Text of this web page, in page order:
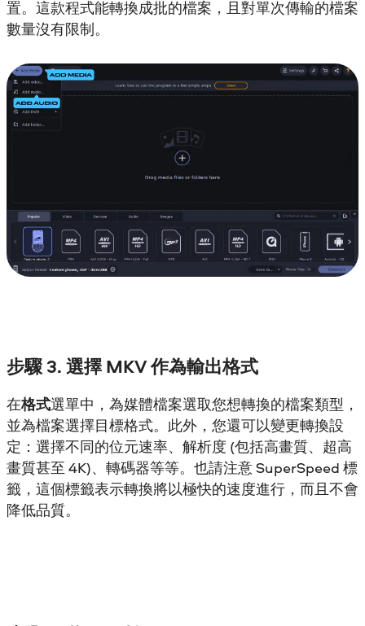
置。這款程式能轉換成批的檔案，且對單次傳輸的檔案
數量沒有限制。
步驟 3. 選擇 MKV 作為輸出格式
在格式選單中，為媒體檔案選取您想轉換的檔案類型，
並為檔案選擇目標格式。此外，您還可以變更轉換設
定：選擇不同的位元速率、解析度 (包括高畫質、超高
畫質甚至 4K)、轉碼器等等。也請注意 SuperSpeed 標
籤，這個標籤表示轉換將以極快的速度進行，而且不會
降低品質。